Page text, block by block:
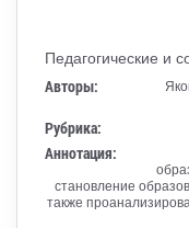
Педагогические и
Авторы:
Рубрика:
Аннотация:
становление
также